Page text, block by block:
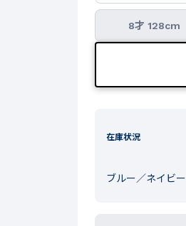
8才 128cm
在庫状況
ブルー／ネイビー